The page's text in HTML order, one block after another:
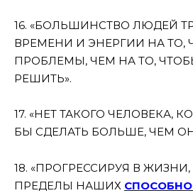
16. «БОЛЬШИНСТВО ЛЮДЕЙ
ВРЕМЕНИ И ЭНЕРГИИ НА ТО,
ПРОБЛЕМЫ, ЧЕМ НА ТО,
РЕШИТЬ».
17. «НЕТ ТАКОГО ЧЕЛОВЕКА,
БЫ СДЕЛАТЬ БОЛЬШЕ, ЧЕМ
18. «ПРОГРЕССИРУЯ В
ПРЕДЕЛЫ НАШИХ